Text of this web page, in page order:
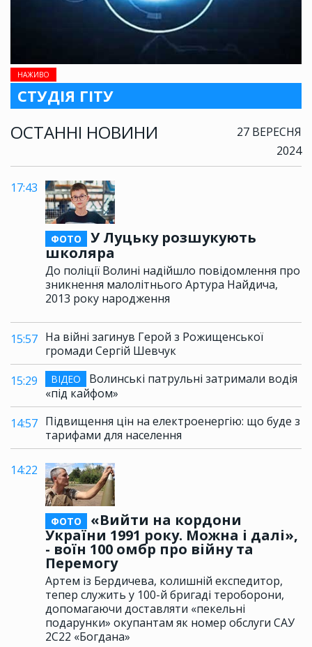
НАЖИВО
СТУДІЯ ГІТУ
ОСТАННІ НОВИНИ
27 ВЕРЕСНЯ
2024
17:43
ФОТО
У Луцьку розшукують
школяра
До поліції Волині надійшло повідомлення про
зникнення малолітнього Артура Найдича,
2013 року народження
15:57 На війні загинув Герой з Рожищенської
громади Сергій Шевчук
15:29
ВІДЕО
Волинські патрульні затримали водія
«під кайфом»
14:57 Підвищення цін на електроенергію: що буде з
тарифами для населення
14:22
ФОТО
«Вийти на кордони
України 1991 року. Можна і далі»,
- воїн 100 омбр про війну та
Перемогу
Артем із Бердичева, колишній експедитор,
тепер служить у 100-й бригаді тероборони,
допомагаючи доставляти «пекельні
подарунки» окупантам як номер обслуги САУ
2С22 «Богдана»